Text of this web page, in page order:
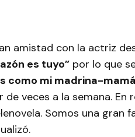
amistad con la actriz
es tuyo” por lo que
como mi madrina-
de veces a la semana.
Somos una gran